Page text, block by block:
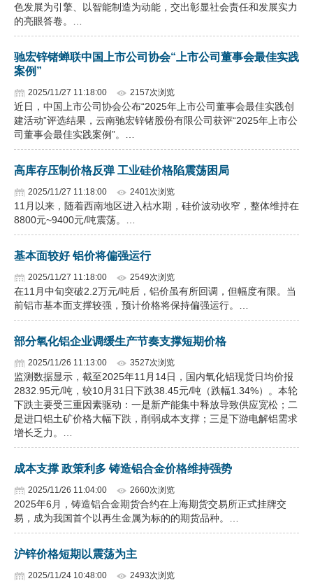
色发展为引擎、以智能制造为动能，交出彰显社会责任和发展实力
的亮眼答卷。…
驰宏锌锗蝉联中国上市公司协会“上市公司董事会最佳实践
案例”
2025/11/27 11:18:00 2157次浏览
近日，中国上市公司协会公布“2025年上市公司董事会最佳实践创
建活动”评选结果，云南驰宏锌锗股份有限公司获评“2025年上市公
司董事会最佳实践案例”。…
高库存压制价格反弹 工业硅价格陷震荡困局
2025/11/27 11:18:00 2401次浏览
11月以来，随着西南地区进入枯水期，硅价波动收窄，整体维持在
8800元~9400元/吨震荡。…
基本面较好 铝价将偏强运行
2025/11/27 11:18:00 2549次浏览
在11月中旬突破2.2万元/吨后，铝价虽有所回调，但幅度有限。当
前铝市基本面支撑较强，预计价格将保持偏强运行。…
部分氧化铝企业调缓生产节奏支撑短期价格
2025/11/26 11:13:00 3527次浏览
监测数据显示，截至2025年11月14日，国内氧化铝现货日均价报
2832.95元/吨，较10月31日下跌38.45元/吨（跌幅1.34%）。本轮
下跌主要受三重因素驱动：一是新产能集中释放导致供应宽松；二
是进口铝土矿价格大幅下跌，削弱成本支撑；三是下游电解铝需求
增长乏力。…
成本支撑 政策利多 铸造铝合金价格维持强势
2025/11/26 11:04:00 2660次浏览
2025年6月，铸造铝合金期货合约在上海期货交易所正式挂牌交
易，成为我国首个以再生金属为标的的期货品种。…
沪锌价格短期以震荡为主
2025/11/24 10:48:00 2493次浏览